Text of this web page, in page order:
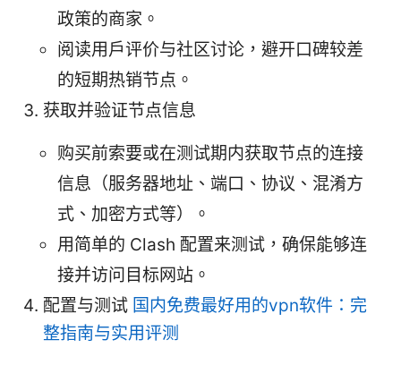
政策的商家。
阅读用户评价与社区讨论，避开口碑较差
的短期热销节点。
获取并验证节点信息
购买前索要或在测试期内获取节点的连接
信息（服务器地址、端口、协议、混淆方
式、加密方式等）。
用简单的 Clash 配置来测试，确保能够连
接并访问目标网站。
配置与测试 国内免费最好用的vpn软件：完
整指南与实用评测